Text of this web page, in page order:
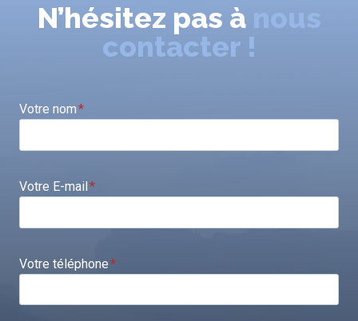
N’hésitez pas à nous
contacter !
Votre nom*
Votre E-mail*
Votre téléphone*